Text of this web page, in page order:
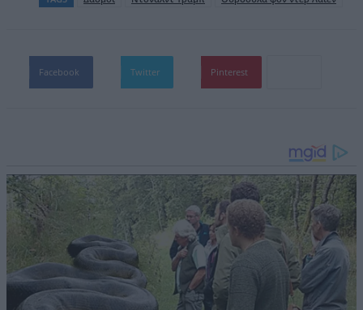
Facebook Twitter Pinterest